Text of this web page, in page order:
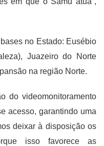
no Estado: Eusébio
Juazeiro do Norte
na região Norte.
do videomonitoramento
acesso, garantindo uma
deixar à disposição os
isso favorece as